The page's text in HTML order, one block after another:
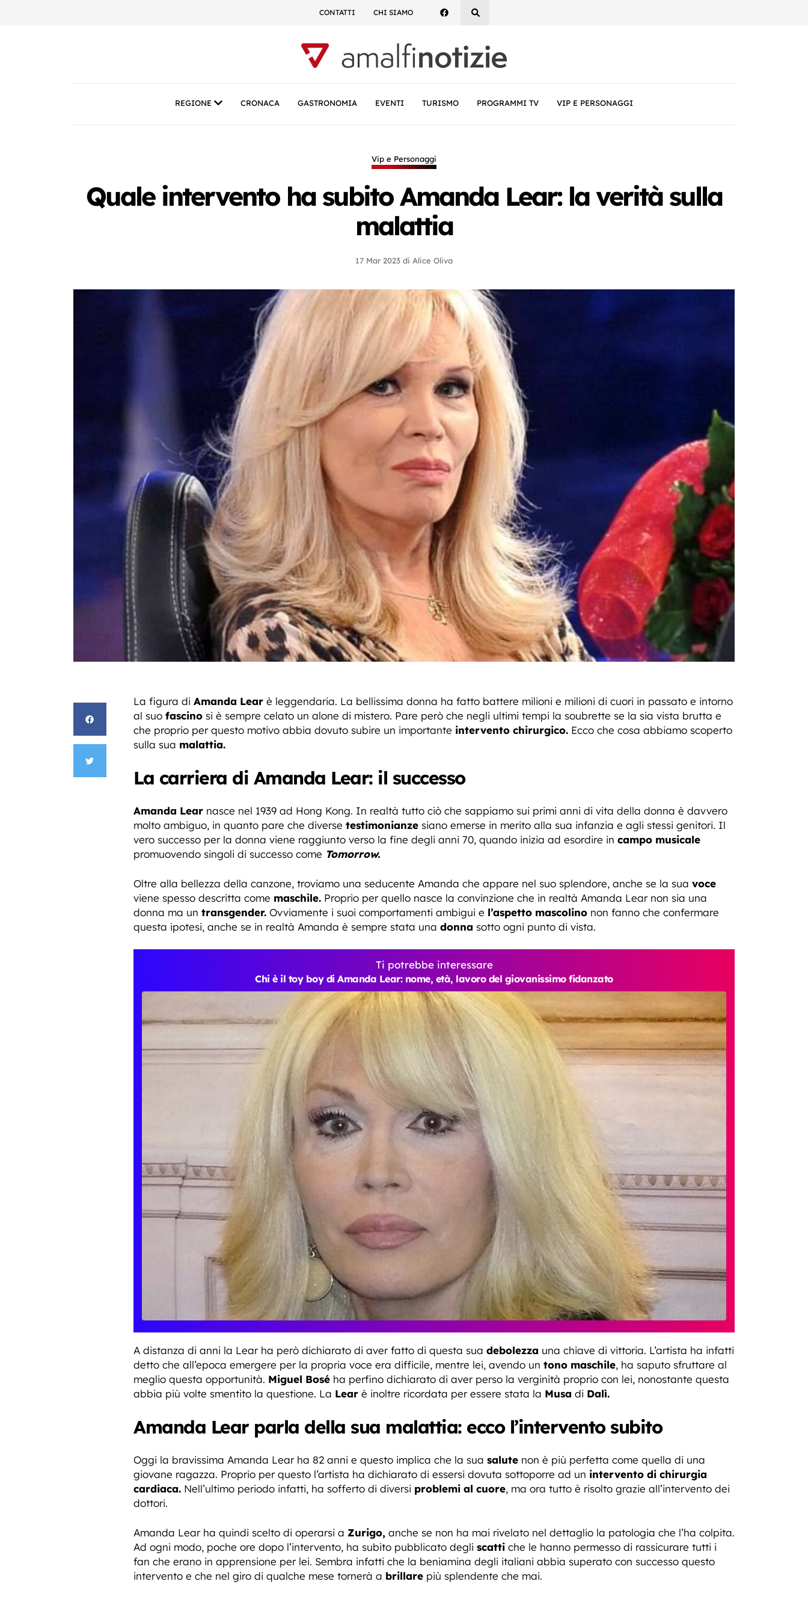
CONTATTI CHI SIAMO
REGIONE CRONACA GASTRONOMIA EVENTI TURISMO PROGRAMMI TV VIP E PERSONAGGI
Vip e Personaggi
Quale intervento ha subito Amanda Lear: la verità sulla
malattia
17 Mar 2023 di Alice Oliva
La figura di Amanda Lear è leggendaria. La bellissima donna ha fatto battere milioni e milioni di cuori in passato e intorno
al suo fascino si è sempre celato un alone di mistero. Pare però che negli ultimi tempi la soubrette se la sia vista brutta e
che proprio per questo motivo abbia dovuto subire un importante intervento chirurgico. Ecco che cosa abbiamo scoperto
sulla sua malattia.
La carriera di Amanda Lear: il successo
Amanda Lear nasce nel 1939 ad Hong Kong. In realtà tutto ciò che sappiamo sui primi anni di vita della donna è davvero
molto ambiguo, in quanto pare che diverse testimonianze siano emerse in merito alla sua infanzia e agli stessi genitori. Il
vero successo per la donna viene raggiunto verso la fine degli anni 70, quando inizia ad esordire in campo musicale
promuovendo singoli di successo come Tomorrow.
Oltre alla bellezza della canzone, troviamo una seducente Amanda che appare nel suo splendore, anche se la sua voce
viene spesso descritta come maschile. Proprio per quello nasce la convinzione che in realtà Amanda Lear non sia una
donna ma un transgender. Ovviamente i suoi comportamenti ambigui e l’aspetto mascolino non fanno che confermare
questa ipotesi, anche se in realtà Amanda è sempre stata una donna sotto ogni punto di vista.
Ti potrebbe interessare
Chi è il toy boy di Amanda Lear: nome, età, lavoro del giovanissimo fidanzato
A distanza di anni la Lear ha però dichiarato di aver fatto di questa sua debolezza una chiave di vittoria. L’artista ha infatti
detto che all’epoca emergere per la propria voce era difficile, mentre lei, avendo un tono maschile, ha saputo sfruttare al
meglio questa opportunità. Miguel Bosé ha perfino dichiarato di aver perso la verginità proprio con lei, nonostante questa
abbia più volte smentito la questione. La Lear è inoltre ricordata per essere stata la Musa di Dalì.
Amanda Lear parla della sua malattia: ecco l’intervento subito
Oggi la bravissima Amanda Lear ha 82 anni e questo implica che la sua salute non è più perfetta come quella di una
giovane ragazza. Proprio per questo l’artista ha dichiarato di essersi dovuta sottoporre ad un intervento di chirurgia
cardiaca. Nell’ultimo periodo infatti, ha sofferto di diversi problemi al cuore, ma ora tutto è risolto grazie all’intervento dei
dottori.
Amanda Lear ha quindi scelto di operarsi a Zurigo, anche se non ha mai rivelato nel dettaglio la patologia che l’ha colpita.
Ad ogni modo, poche ore dopo l’intervento, ha subito pubblicato degli scatti che le hanno permesso di rassicurare tutti i
fan che erano in apprensione per lei. Sembra infatti che la beniamina degli italiani abbia superato con successo questo
intervento e che nel giro di qualche mese tornerà a brillare più splendente che mai.